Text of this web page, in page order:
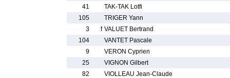
41
TAK-TAK Lotfi
105
TRIGER Yann
3
f VALUET Bertrand
104
VANTET Pascale
9
VERON Cyprien
25
VIGNON Gilbert
82
VIOLLEAU Jean-Claude